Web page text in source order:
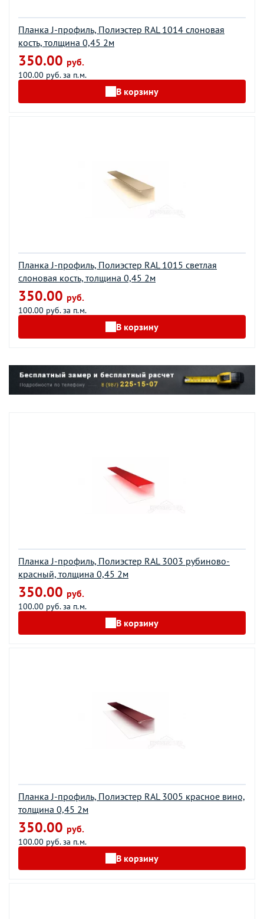
Планка J-профиль, Полиэстер RAL 1014 слоновая
кость, толщина 0,45 2м
350.00 руб.
100.00 руб. за п.м.
В корзину
Планка J-профиль, Полиэстер RAL 1015 светлая
слоновая кость, толщина 0,45 2м
350.00 руб.
100.00 руб. за п.м.
В корзину
Планка J-профиль, Полиэстер RAL 3003 рубиново-
красный, толщина 0,45 2м
350.00 руб.
100.00 руб. за п.м.
В корзину
Планка J-профиль, Полиэстер RAL 3005 красное вино,
толщина 0,45 2м
350.00 руб.
100.00 руб. за п.м.
В корзину